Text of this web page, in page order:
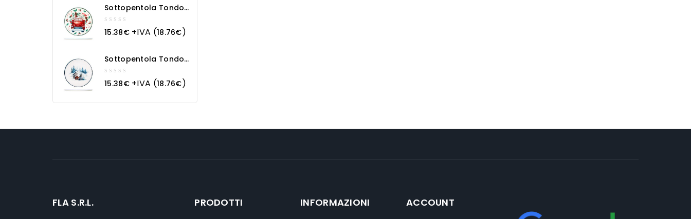
Sottopentola Tondo
In Ceramica Macchina
Natalizia
out
15.38€+IVA (18.76€)
Sottopentola Tondo
In Ceramica
Paesaggio Innevato
out
15.38€+IVA (18.76€)
FLA S.R.L. PRODOTTI INFORMAZIONI ACCOUNT